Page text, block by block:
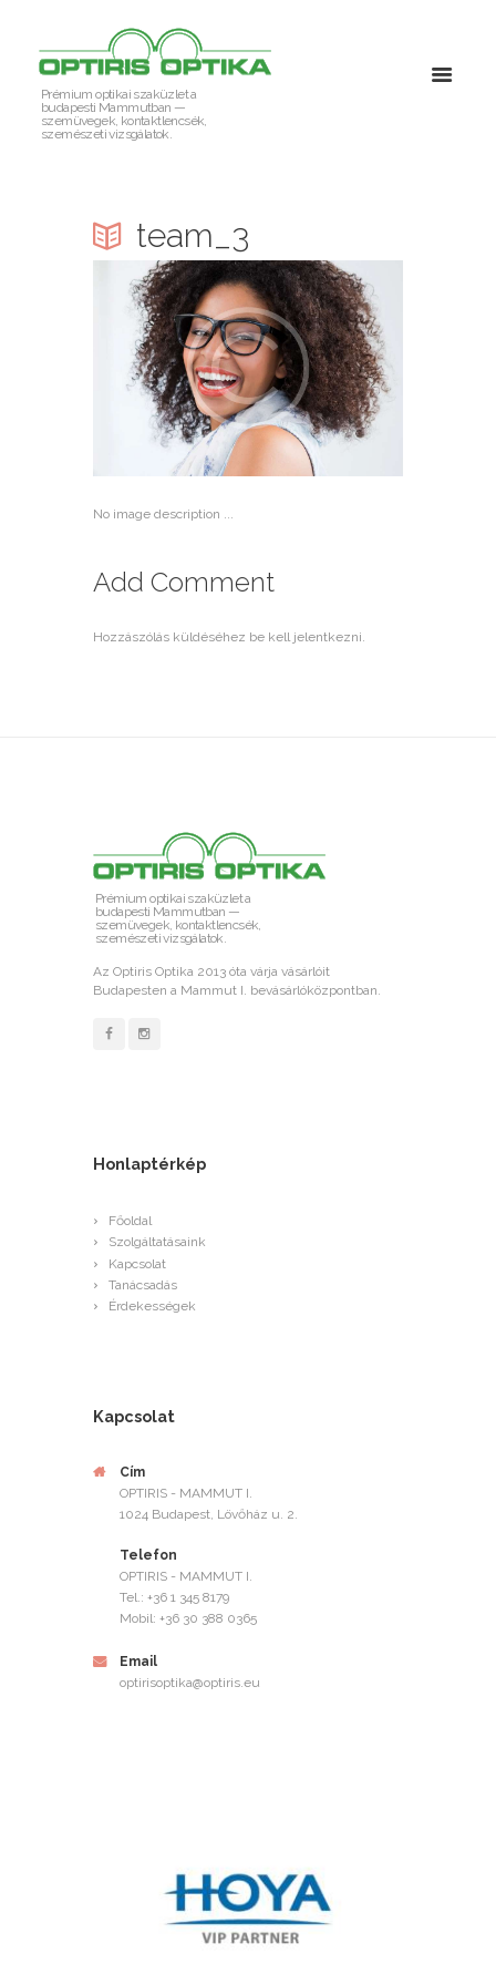
Prémium optikai szaküzlet a
budapesti Mammutban —
szemüvegek, kontaktlencsék,
szemészeti vizsgálatok.
team_3
No image description ...
Add Comment
Hozzászólás küldéséhez be kell jelentkezni.
Prémium optikai szaküzlet a
budapesti Mammutban —
szemüvegek, kontaktlencsék,
szemészeti vizsgálatok.
Az Optiris Optika 2013 óta várja vásárlóit
Budapesten a Mammut I. bevásárlóközpontban.
Honlaptérkép
Főoldal
Szolgáltatásaink
Kapcsolat
Tanácsadás
Érdekességek
Kapcsolat
Cím
OPTIRIS - MAMMUT I.
1024 Budapest, Lövőház u. 2.
Telefon
OPTIRIS - MAMMUT I.
Tel.: +36 1 345 8179
Mobil: +36 30 388 0365
Email
optirisoptika@optiris.eu